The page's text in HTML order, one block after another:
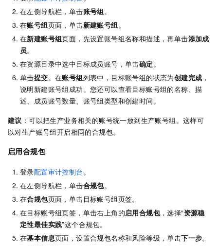
在左侧导航栏，单击账号组。
在账号组页面，单击新建账号组。
在新建账号组页面，先设置账号组名称和描述，再单击添加成
员。
在资源目录中选中目标成员账号，单击确定。
单击提交。在账号组列表中，目标账号组的状态为创建完成 ，
说明新建账号组成功。您还可以查看目标账号组的名称、描
述、成员账号数量、账号组类型和创建时间。
建议 ：可以把生产业务相关的账号统一放到生产账号组。这样可
以对生产账号组开启相同的合规包。
启用合规包
登录配置审计控制台。
在左侧导航栏，单击合规包。
在合规包页面，单击目标账号组页签。
在目标账号组页签，单击右上角的启用合规包，选择“资源稳
定性最佳实践”这个合规包。
在基本信息页面，设置合规包名称和风险等级，单击下一步。